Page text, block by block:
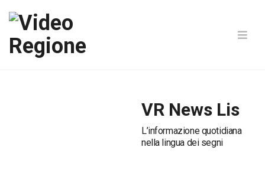
VR News Lis
L’informazione quotidiana
nella lingua dei segni